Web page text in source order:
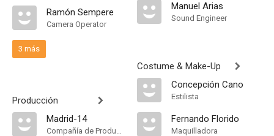
Ramón Sempere
Camera Operator
3 más
Producción
Madrid-14
Compañía de Produccion
Manuel Arias
Sound Engineer
Costume & Make-Up
Concepción Cano
Estilista
Fernando Florido
Maquilladora